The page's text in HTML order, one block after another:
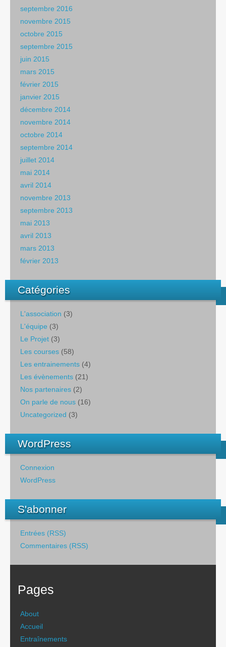
septembre 2016
novembre 2015
octobre 2015
septembre 2015
juin 2015
mars 2015
février 2015
janvier 2015
décembre 2014
novembre 2014
octobre 2014
septembre 2014
juillet 2014
mai 2014
avril 2014
novembre 2013
septembre 2013
mai 2013
avril 2013
mars 2013
février 2013
Catégories
L'association (3)
L'équipe (3)
Le Projet (3)
Les courses (58)
Les entrainements (4)
Les évènements (21)
Nos partenaires (2)
On parle de nous (16)
Uncategorized (3)
WordPress
Connexion
WordPress
S'abonner
Entrées (RSS)
Commentaires (RSS)
Pages
About
Accueil
Entraînements